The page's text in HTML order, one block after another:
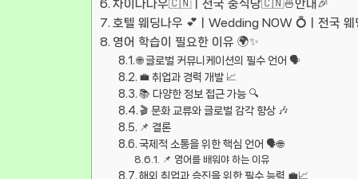
차이나나우🇨🇳ㅣ전국 중식당🇨🇳🍜안내🎉
호텔 웨딩나우 💕ㅣWedding NOW 💍ㅣ전국 웨
영어 학습이 필요한 이유 🌍✨
🌐 글로벌 커뮤니케이션의 필수 언어 🗣️
💼 취업과 경력 개발 📈
📚 다양한 정보 접근 가능 🔍
🎬 문화 교류와 글로벌 감각 향상 🎶
📌 결론
국제적 소통을 위한 핵심 언어 🗣️🌐
📌 영어를 배워야 하는 이유
해외 취업과 승진을 위한 필수 능력 💼📈